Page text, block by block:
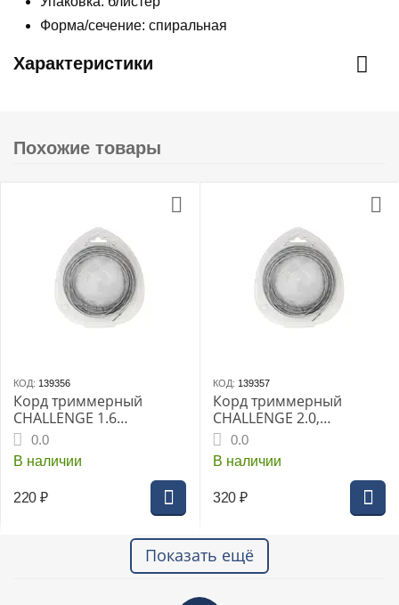
Форма/сечение: спиральная
Характеристики
Похожие товары
КОД: 139356
Корд триммерный
CHALLENGE 1.6
крученый эллипс 15м
0.0
В наличии
220 ₽
КОД: 139357
Корд триммерный
CHALLENGE 2.0,
крученый эллипс, 15 м
0.0
В наличии
320 ₽
Показать ещё